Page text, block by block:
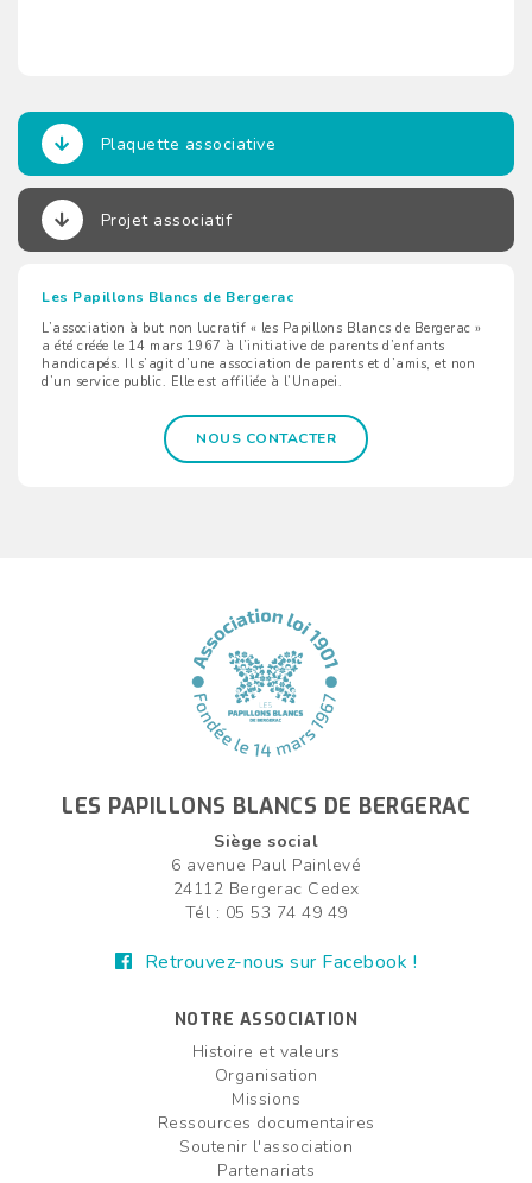
Plaquette associative
Projet associatif
Les Papillons Blancs de Bergerac
L’association à but non lucratif « les Papillons Blancs de Bergerac »
a été créée le 14 mars 1967 à l’initiative de parents d’enfants
handicapés. Il s’agit d’une association de parents et d’amis, et non
d’un service public. Elle est affiliée à l’Unapei.
NOUS CONTACTER
LES PAPILLONS BLANCS DE BERGERAC
Siège social
6 avenue Paul Painlevé
24112 Bergerac Cedex
Tél : 05 53 74 49 49
Retrouvez-nous sur Facebook !
NOTRE ASSOCIATION
Histoire et valeurs
Organisation
Missions
Ressources documentaires
Soutenir l'association
Partenariats